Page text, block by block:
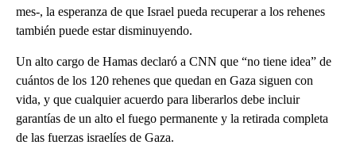
mes-, la esperanza de que Israel pueda recuperar a los rehenes
también puede estar disminuyendo.
Un alto cargo de Hamas declaró a CNN que “no tiene idea” de
cuántos de los 120 rehenes que quedan en Gaza siguen con
vida, y que cualquier acuerdo para liberarlos debe incluir
garantías de un alto el fuego permanente y la retirada completa
de las fuerzas israelíes de Gaza.